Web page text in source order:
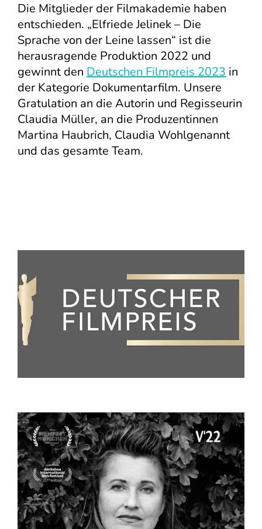
Die Mitglieder der Filmakademie haben
entschieden. „Elfriede Jelinek – Die
Sprache von der Leine lassen“ ist die
herausragende Produktion 2022 und
gewinnt den Deutschen Filmpreis 2023 in
der Kategorie Dokumentarfilm. Unsere
Gratulation an die Autorin und Regisseurin
Claudia Müller, an die Produzentinnen
Martina Haubrich, Claudia Wohlgenannt
und das gesamte Team.